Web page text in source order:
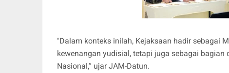
"Dalam konteks inilah, Kejaksaan hadir sebagai
kewenangan yudisial, tetapi juga sebagai
Nasional,” ujar JAM-Datun.